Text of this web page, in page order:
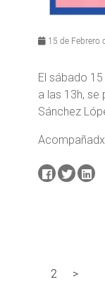
15 de Febrero
El sábado
a las 13h, se
Sánchez
2 >